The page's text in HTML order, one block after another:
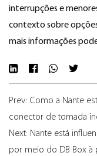
interrupções e
contexto sobre
mais informações
Prev: Como a Nante
conector de tomada
Next: Nante está
por meio do DB Box à